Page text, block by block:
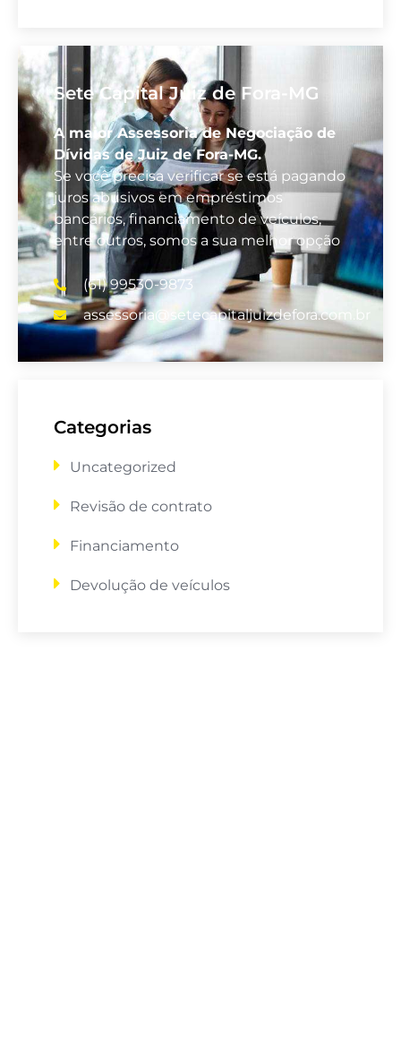
Sete Capital Juiz de Fora-MG
A maior Assessoria de Negociação de
Dívidas de Juiz de Fora-MG.
Se você precisa verificar se está pagando
juros abusivos em empréstimos
bancários, financiamento de veículos,
entre outros, somos a sua melhor opção
(61) 99530-9873
assessoria@setecapitaljuizdefora.com.br
Categorias
Uncategorized
Revisão de contrato
Financiamento
Devolução de veículos